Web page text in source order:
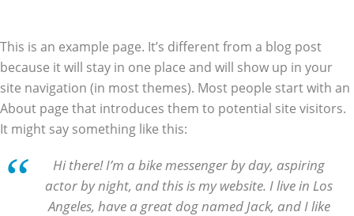
This is an example page. It’s different from a blog post
because it will stay in one place and will show up in your
site navigation (in most themes). Most people start with an
About page that introduces them to potential site visitors.
It might say something like this:
Hi there! I’m a bike messenger by day, aspiring
actor by night, and this is my website. I live in Los
Angeles, have a great dog named Jack, and I like